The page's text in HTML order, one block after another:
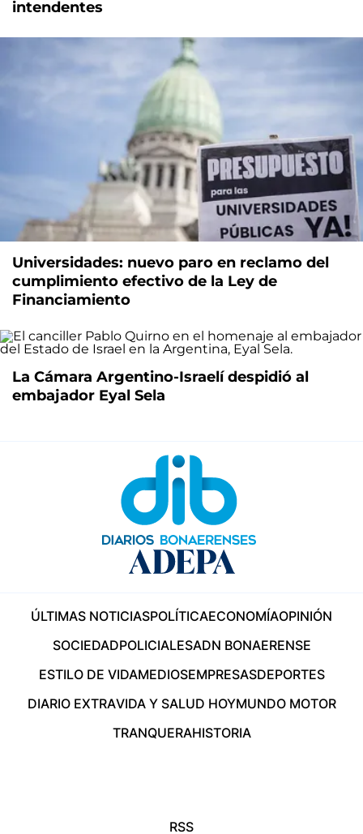
intendentes
Universidades: nuevo paro en reclamo del
cumplimiento efectivo de la Ley de
Financiamiento
La Cámara Argentino-Israelí despidió al
embajador Eyal Sela
ÚLTIMAS NOTICIASPOLÍTICAECONOMÍAOPINIÓN
SOCIEDADPOLICIALESADN BONAERENSE
ESTILO DE VIDAMEDIOSEMPRESASDEPORTES
DIARIO EXTRAVIDA Y SALUD HOYMUNDO MOTOR
TRANQUERAHISTORIA
RSS